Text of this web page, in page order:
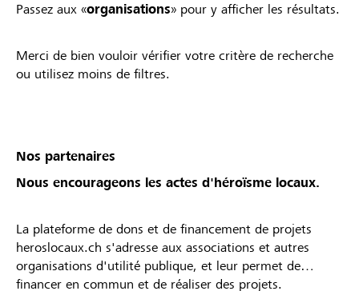
Passez aux «organisations» pour y afficher les résultats.
Merci de bien vouloir vérifier votre critère de recherche
ou utilisez moins de filtres.
Nos partenaires
Nous encourageons les actes d'héroïsme locaux.
La plateforme de dons et de financement de projets
heroslocaux.ch s'adresse aux associations et autres
organisations d'utilité publique, et leur permet de
financer en commun et de réaliser des projets.